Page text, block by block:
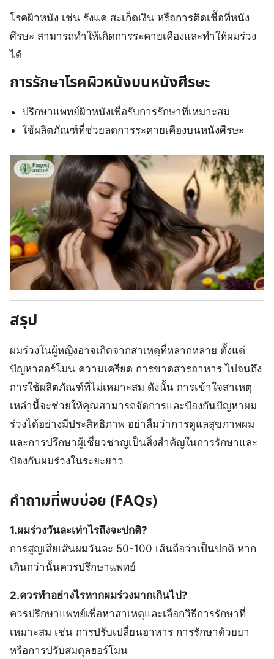
โรคผิวหนัง เช่น รังแค สะเก็ดเงิน หรือการติดเชื้อที่หนัง
ศีรษะ สามารถทำให้เกิดการระคายเคืองและทำให้ผมร่วง
ได้
การรักษาโรคผิวหนังบนหนังศีรษะ
ปรึกษาแพทย์ผิวหนังเพื่อรับการรักษาที่เหมาะสม
ใช้ผลิตภัณฑ์ที่ช่วยลดการระคายเคืองบนหนังศีรษะ
สรุป
ผมร่วงในผู้หญิงอาจเกิดจากสาเหตุที่หลากหลาย ตั้งแต่
ปัญหาฮอร์โมน ความเครียด การขาดสารอาหาร ไปจนถึง
การใช้ผลิตภัณฑ์ที่ไม่เหมาะสม ดังนั้น การเข้าใจสาเหตุ
เหล่านี้จะช่วยให้คุณสามารถจัดการและป้องกันปัญหาผม
ร่วงได้อย่างมีประสิทธิภาพ อย่าลืมว่าการดูแลสุขภาพผม
และการปรึกษาผู้เชี่ยวชาญเป็นสิ่งสำคัญในการรักษาและ
ป้องกันผมร่วงในระยะยาว
คำถามที่พบบ่อย (FAQs)
1.ผมร่วงวันละเท่าไรถึงจะปกติ?
การสูญเสียเส้นผมวันละ 50-100 เส้นถือว่าเป็นปกติ หาก
เกินกว่านั้นควรปรึกษาแพทย์
2.ควรทำอย่างไรหากผมร่วงมากเกินไป?
ควรปรึกษาแพทย์เพื่อหาสาเหตุและเลือกวิธีการรักษาที่
เหมาะสม เช่น การปรับเปลี่ยนอาหาร การรักษาด้วยยา
หรือการปรับสมดุลฮอร์โมน